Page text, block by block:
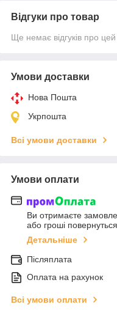
Відгуки про товар
Ще немає відгуків про
Умови доставки
Нова Пошта
Укрпошта
Всі умови доставки
Умови оплати
Ви отримаєте
або гроші
Детальніше
Післяплата
Оплата на рахунок
Всі умови оплати